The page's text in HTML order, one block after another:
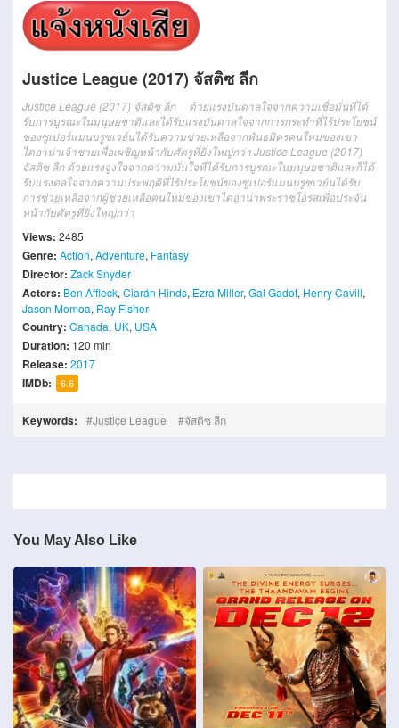
Justice League (2017) จัสติซ ลีก
Justice League (2017) จัสติซ ลีก ด้วยแรงบันดาลใจจากความเชื่อมั่นที่ได้
รับการบูรณะในมนุษยชาติและได้รับแรงบันดาลใจจากการกระทำที่ไร้ประโยชน์
ของซูเปอร์แมนบรูซเวย์นได้รับความช่วยเหลือจากพันธมิตรคนใหม่ของเขา
ไดอาน่าเจ้าชายเพื่อเผชิญหน้ากับศัตรูที่ยิ่งใหญ่กว่า Justice League (2017)
จัสติซ ลีก ด้วยแรงจูงใจจากความมั่นใจที่ได้รับการบูรณะในมนุษยชาติและก็ได้
รับแรงดลใจจากความประพฤติที่ไร้ประโยชน์ของซูเปอร์แมนบรูซเวย์นได้รับ
การช่วยเหลือจากผู้ช่วยเหลือคนใหม่ของเขาไดอาน่าพระราชโอรสเพื่อประจัน
หน้ากับศัตรูที่ยิ่งใหญ่กว่า
Views: 2485
Genre: Action, Adventure, Fantasy
Director: Zack Snyder
Actors: Ben Affleck, Ciarán Hinds, Ezra Miller, Gal Gadot, Henry Cavill,
Jason Momoa, Ray Fisher
Country: Canada, UK, USA
Duration: 120 min
Release: 2017
IMDb: 6.6
Keywords: Justice League จัสติซ ลีก
You May Also Like